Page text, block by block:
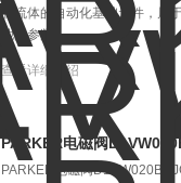
制流体的自动化基础元件，属
他的参数。
查看详细介绍
PARKER电磁阀
PARKER电磁阀